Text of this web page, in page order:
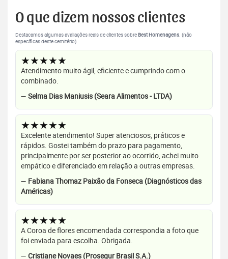
O que dizem nossos clientes
Destacamos algumas avaliações reais de clientes sobre Best Homenagens. (não
específicas deste cemitério).
★★★★★
Atendimento muito ágil, eficiente e cumprindo com o
combinado.
— Selma Dias Maniusis (Seara Alimentos - LTDA)
★★★★★
Excelente atendimento! Super atenciosos, práticos e
rápidos. Gostei também do prazo para pagamento,
principalmente por ser posterior ao ocorrido, achei muito
empático e diferenciado em relação a outras empresas.
— Fabiana Thomaz Paixão da Fonseca (Diagnósticos das
Américas)
★★★★★
A Coroa de flores encomendada correspondia a foto que
foi enviada para escolha. Obrigada.
— Cristiane Novaes (Prosegur Brasil S.A.)